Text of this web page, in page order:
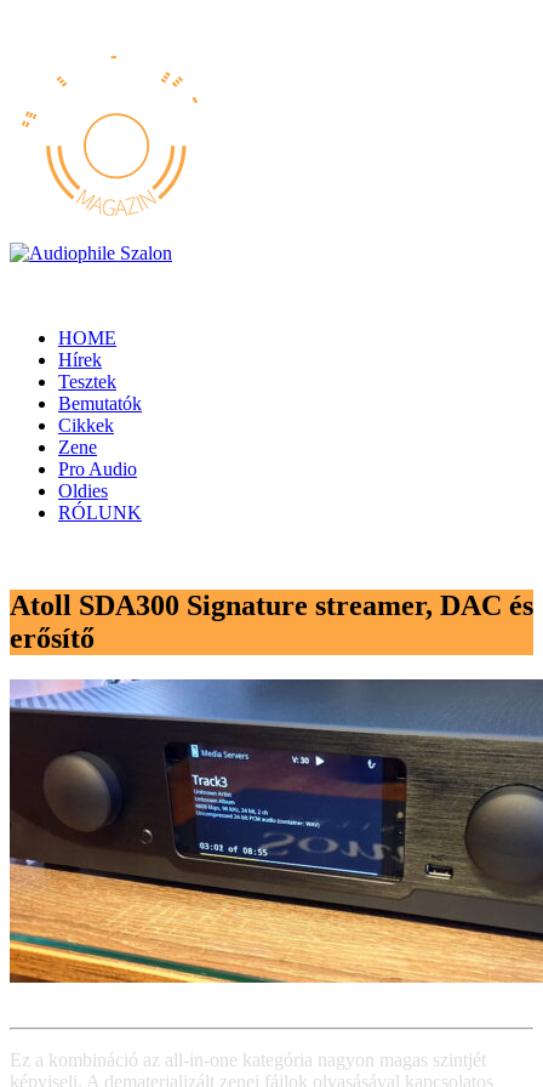
HOME
Hírek
Tesztek
Bemutatók
Cikkek
Zene
Pro Audio
Oldies
RÓLUNK
Atoll SDA300 Signature streamer, DAC és
erősítő
Ez a kombináció az all-in-one kategória nagyon magas szintjét
képviseli. A dematerializált zenei fájlok olvasásával kapcsolatos